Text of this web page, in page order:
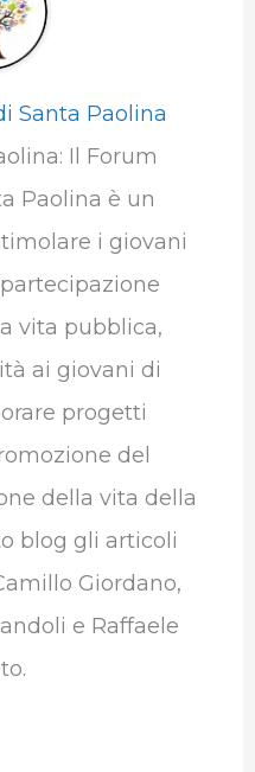
Santa Paolina
Il Forum
Paolina è un
i giovani
vita pubblica,
ai giovani di
progetti
del
della vita della
blog gli articoli
Giordano,
e Raffaele